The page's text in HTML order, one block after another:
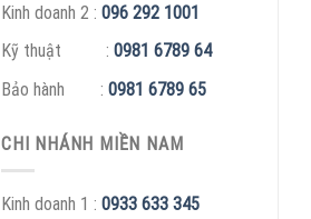
Kinh doanh 2 : 096 292 1001
Kỹ thuật : 0981 6789 64
Bảo hành : 0981 6789 65
CHI NHÁNH MIỀN NAM
Kinh doanh 1 : 0933 633 345